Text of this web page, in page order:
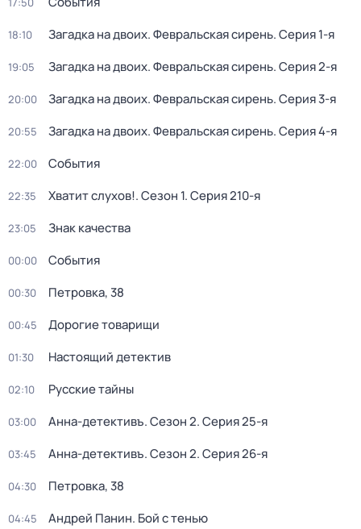
18:10 Загадка на двоих. Февральская сирень. Серия 1-я
19:05 Загадка на двоих. Февральская сирень. Серия 2-я
20:00 Загадка на двоих. Февральская сирень. Серия 3-я
20:55 Загадка на двоих. Февральская сирень. Серия 4-я
22:00 События
22:35 Хватит слухов!. Сезон 1. Серия 210-я
23:05 Знак качества
00:00 События
00:30 Петровка, 38
00:45 Дорогие товарищи
01:30 Настоящий детектив
02:10 Русские тайны
03:00 Анна-детективъ. Сезон 2. Серия 25-я
03:45 Анна-детективъ. Сезон 2. Серия 26-я
04:30 Петровка, 38
04:45 Андрей Панин. Бой с тенью